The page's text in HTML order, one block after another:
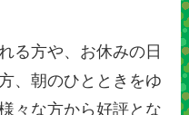
る方や、お休みの日
、朝のひとときをゆ
々な方から好評とな